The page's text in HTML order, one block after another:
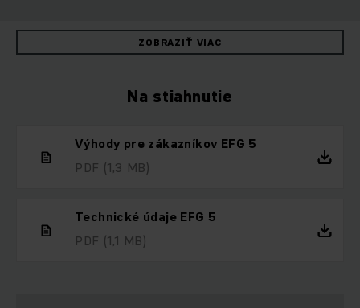
ZOBRAZIŤ VIAC
Na stiahnutie
Výhody pre zákazníkov EFG 5
PDF (1,3 MB)
Technické údaje EFG 5
PDF (1,1 MB)